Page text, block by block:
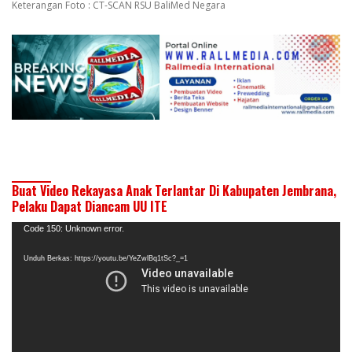
Keterangan Foto : CT-SCAN RSU BaliMed Negara
Buat Video Rekayasa Anak Terlantar Di Kabupaten Jembrana,
Pelaku Dapat Diancam UU ITE
Pemutar
Code 150: Unknown error.
Unduh Berkas: https://youtu.be/YeZwlBq1tSc?_=1